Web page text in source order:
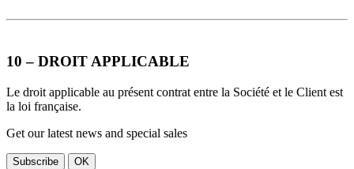
10 – DROIT APPLICABLE
Le droit applicable au présent contrat entre la Société et le Client est
la loi française.
Get our latest news and special sales